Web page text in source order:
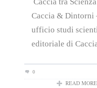
Caccia & Dintorni
ufficio studi
editoriale di
0
READ MORE